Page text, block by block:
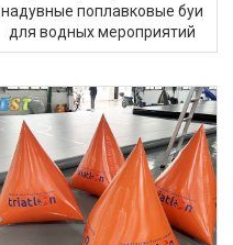
надувные поплавковые буи
для водных мероприятий